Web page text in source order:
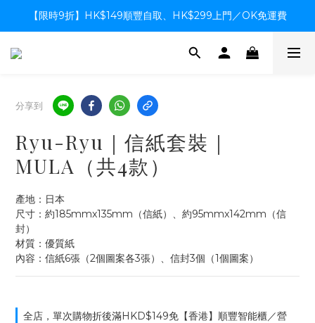
【限時9折】HK$149順豐自取、HK$299上門／OK免運費
【限時9折】HK$149順豐自取、HK$299上門／OK免運費
支付系統升級中，暫停信用卡支付至8月中，造成不便感謝諒解
分享到
Ryu-Ryu｜信紙套裝｜
MULA（共4款）
產地：日本
尺寸：約185mmx135mm（信紙）、約95mmx142mm（信
封）
材質：優質紙
內容：信紙6張（2個圖案各3張）、信封3個（1個圖案）
全店，單次購物折後滿HKD$149免【香港】順豐智能櫃／營